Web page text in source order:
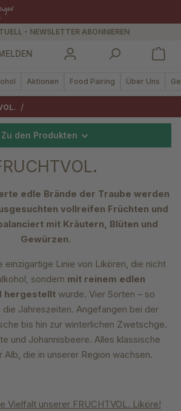
- NEWSLETTER ABONNIEREN
Aktionen Food Pairing Über Uns
/
Zu den Produkten
edle Brände der Traube werden
vollreifen Früchten und
mit Kräutern, Blüten und
Gewürzen.
einzigartige Linie von Likören, die nicht
sondern mit reinem edlen
hergestellt wurde. Vier Sorten – so
Jahreszeiten. Angefangen bei der
bis hin zur winterlichen Zwetschge.
und Johannisbeere. Alles klassische
Alb, die in unserer Region wachsen.
Vielfalt unserer FRUCHTVOL. Liköre!